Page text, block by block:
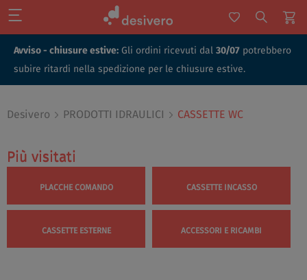
Avviso - chiusure estive: Gli ordini ricevuti dal 30/07 potrebbero
subire ritardi nella spedizione per le chiusure estive.
Desivero PRODOTTI IDRAULICI CASSETTE WC
Più visitati
PLACCHE COMANDO CASSETTE INCASSO
CASSETTE ESTERNE ACCESSORI E RICAMBI
Più visitati